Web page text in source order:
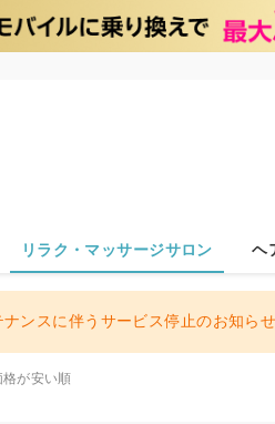
リラク・マッサージサロン ヘ
ナンスに伴うサービス停止のお知ら
格が安い順